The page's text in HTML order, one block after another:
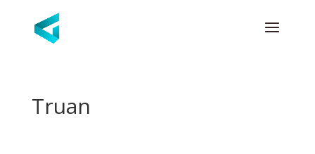
Truan